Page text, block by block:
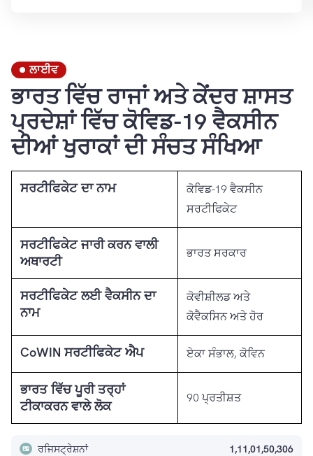
ਲਾਈਵ
ਭਾਰਤ ਵਿੱਚ ਰਾਜਾਂ ਅਤੇ ਕੇਂਦਰ ਸ਼ਾਸਤ
ਪ੍ਰਦੇਸ਼ਾਂ ਵਿੱਚ ਕੋਵਿਡ-19 ਵੈਕਸੀਨ
ਦੀਆਂ ਖੁਰਾਕਾਂ ਦੀ ਸੰਚਤ ਸੰਖਿਆ
ਸਰਟੀਫਿਕੇਟ ਦਾ ਨਾਮ
ਕੋਵਿਡ-19 ਵੈਕਸੀਨ
ਸਰਟੀਫਿਕੇਟ
ਸਰਟੀਫਿਕੇਟ ਜਾਰੀ ਕਰਨ ਵਾਲੀ
ਅਥਾਰਟੀ
ਭਾਰਤ ਸਰਕਾਰ
ਸਰਟੀਫਿਕੇਟ ਲਈ ਵੈਕਸੀਨ ਦਾ
ਨਾਮ
ਕੋਵੀਸ਼ੀਲਡ ਅਤੇ
ਕੋਵੈਕਸਿਨ ਅਤੇ ਹੋਰ
CoWIN ਸਰਟੀਫਿਕੇਟ ਐਪ ਏਕਾ ਸੰਭਾਲ, ਕੋਵਿਨ
ਭਾਰਤ ਵਿੱਚ ਪੂਰੀ ਤਰ੍ਹਾਂ
ਟੀਕਾਕਰਨ ਵਾਲੇ ਲੋਕ
90 ਪ੍ਰਤੀਸ਼ਤ
ਰਜਿਸਟ੍ਰੇਸ਼ਨਾਂ 1,11,01,50,306